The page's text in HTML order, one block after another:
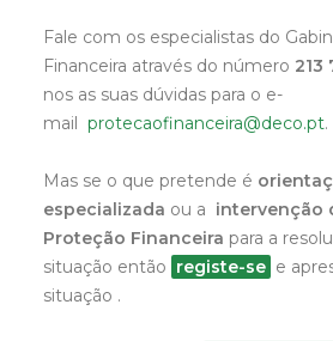
Fale com os especialistas do
Financeira através do número 213
nos as suas dúvidas para o e-
mail protecaofinanceira@deco.pt.
Mas se o que pretende é
especializada ou a intervenção
Proteção Financeira para a
situação então registe-se e
situação .